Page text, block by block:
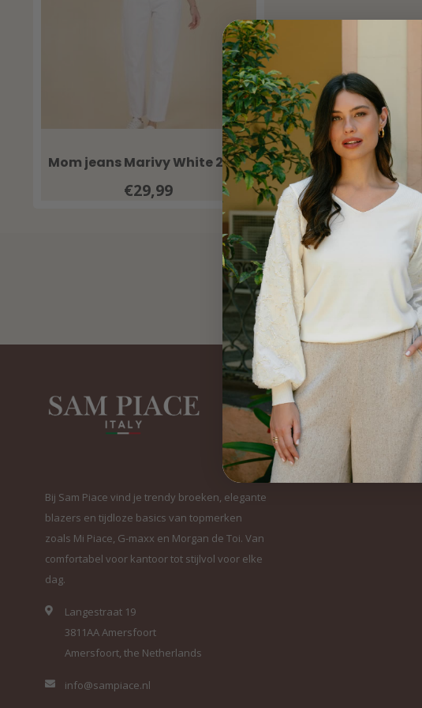
Mom jeans Marivy White 2083
€29,99
Bij Sam Piace vind je trendy broeken, elegante
blazers en tijdloze basics van topmerken
zoals Mi Piace, G-maxx en Morgan de Toi. Van
comfortabel voor kantoor tot stijlvol voor elke
dag.
Langestraat 19
3811AA Amersfoort
Amersfoort, the Netherlands
info@sampiace.nl